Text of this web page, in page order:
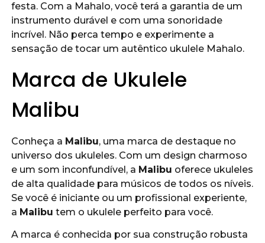
festa. Com a Mahalo, você terá a garantia de um
instrumento durável e com uma sonoridade
incrível. Não perca tempo e experimente a
sensação de tocar um autêntico ukulele Mahalo.
Marca de Ukulele
Malibu
Conheça a Malibu, uma marca de destaque no
universo dos ukuleles. Com um design charmoso
e um som inconfundível, a Malibu oferece ukuleles
de alta qualidade para músicos de todos os níveis.
Se você é iniciante ou um profissional experiente,
a Malibu tem o ukulele perfeito para você.
A marca é conhecida por sua construção robusta